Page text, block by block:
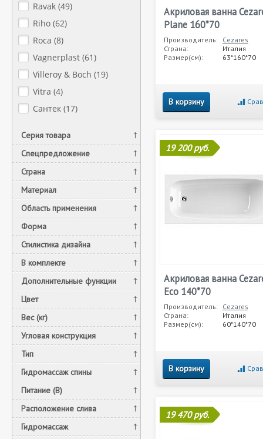
Ravak (49)
Riho (62)
Roca (8)
Vagnerplast (61)
Villeroy & Boch (19)
Vitra (4)
Сантек (17)
Серия товара
Спецпредложение
Страна
Материал
Область применения
Форма
Стилистика дизайна
В комплекте
Дополнительные функции
Цвет
Вес (кг)
Угловая конструкция
Тип
Гидромассаж спины
Питание (В)
Расположение слива
Гидромассаж
Акриловая ванна
Plane 160*70
Производитель: Cezares
Страна:
Италия
Размер(см):
63*160*70
В корзину
19 200 руб.
Акриловая ванна
Eco 140*70
Производитель: Cezares
Страна:
Италия
Размер(см):
60*140*70
В корзину
19 470 руб.